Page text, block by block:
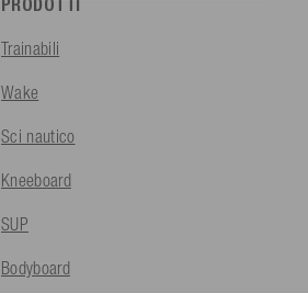
PRODOTTI
Trainabili
Wake
Sci nautico
Kneeboard
SUP
Bodyboard